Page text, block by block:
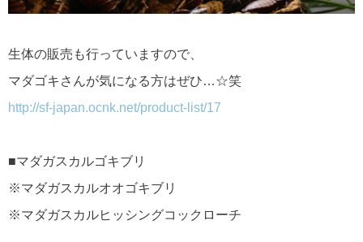
生体の販売も行っていますので、
マダゴキさんが気になる方はぜひ…☆笑
http://sf-japan.ocnk.net/product-list/17
■マダガスカルゴキブリ
※マダガスカルオオゴキブリ
※マダガスカルヒッシングコックローチ